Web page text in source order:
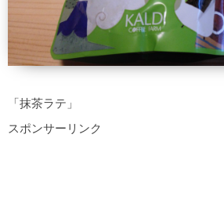
「抹茶ラテ」
スポンサーリンク